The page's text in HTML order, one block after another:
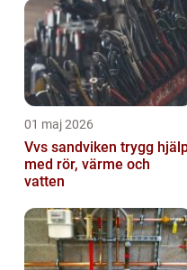
01 maj 2026
Vvs sandviken trygg hjälp
med rör, värme och
vatten